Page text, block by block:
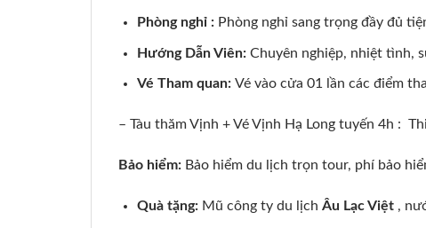
Phòng nghỉ :Phòng nghỉ sang trọng đầy đủ
Hướng Dẫn Viên: Chuyên nghiệp, nhiệt tình,
Vé Tham quan: Vé vào cửa 01 lần các điểm
– Tàu thăm Vịnh + Vé Vịnh Hạ Long tuyến 4h :
Bảo hiểm: Bảo hiểm du lịch trọn tour, phí bảo
Quà tặng:Mũ công ty du lịch Âu Lạc Việt,